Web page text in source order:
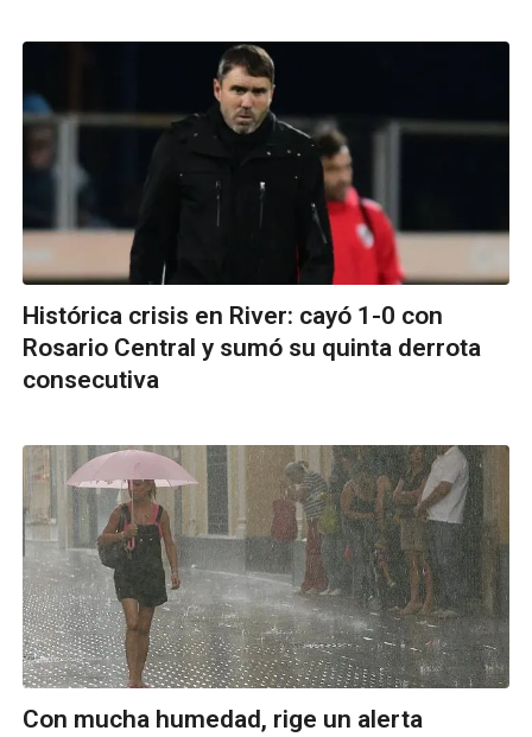
Histórica crisis en River: cayó 1-0 con
Rosario Central y sumó su quinta derrota
consecutiva
Con mucha humedad, rige un alerta